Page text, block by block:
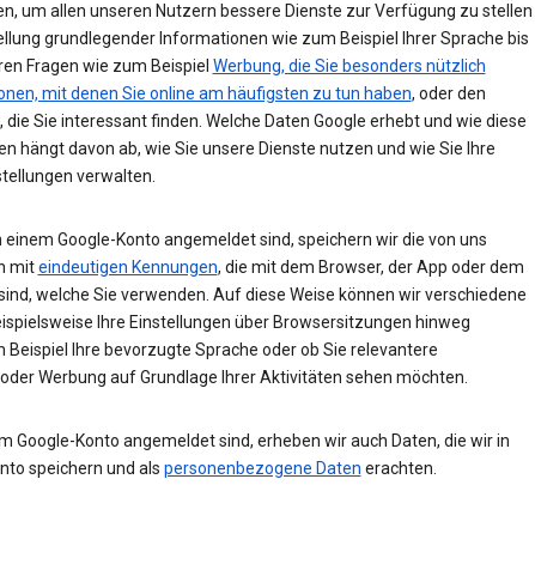
um allen unseren Nutzern bessere Dienste zur Verfügung zu stellen
grundlegender Informationen wie zum Beispiel Ihrer Sprache bis
Fragen wie zum Beispiel Werbung, die Sie besonders nützlich
mit denen Sie online am häufigsten zu tun haben, oder den
die Sie interessant finden. Welche Daten Google erhebt und wie diese
hängt davon ab, wie Sie unsere Dienste nutzen und wie Sie Ihre
verwalten.
einem Google-Konto angemeldet sind, speichern wir die von uns
miteindeutigen Kennungen, die mit dem Browser, der App oder dem
welche Sie verwenden. Auf diese Weise können wir verschiedene
Ihre Einstellungen über Browsersitzungen hinweg
Beispiel Ihre bevorzugte Sprache oder ob Sie relevantere
Werbung auf Grundlage Ihrer Aktivitäten sehen möchten.
Google-Konto angemeldet sind, erheben wir auch Daten, die wir in
speichern und als personenbezogene Daten erachten.